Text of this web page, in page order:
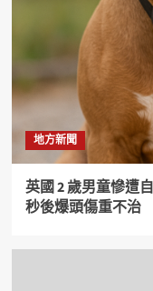
地方新聞
英國 2 歲男童慘遭
秒後爆頭傷重不治